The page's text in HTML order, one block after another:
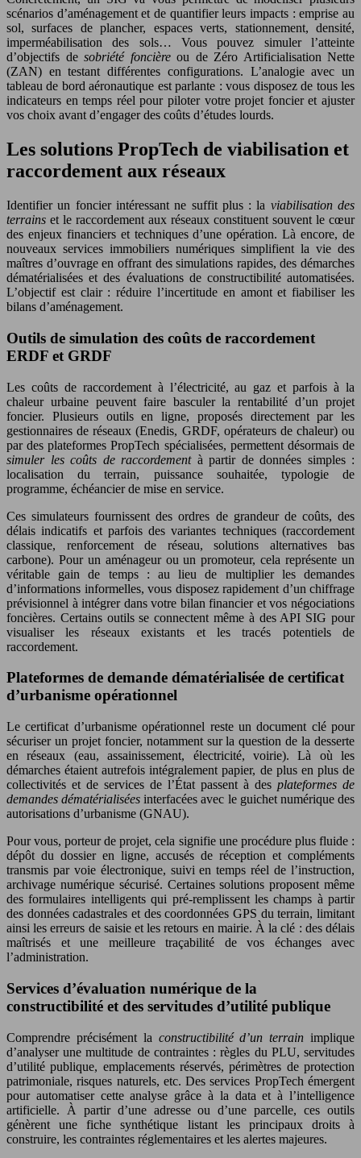
scénarios d’aménagement et de quantifier leurs impacts : emprise au
sol, surfaces de plancher, espaces verts, stationnement, densité,
imperméabilisation des sols… Vous pouvez simuler l’atteinte
d’objectifs de sobriété foncièreou de Zéro Artificialisation Nette
(ZAN) en testant différentes configurations. L’analogie avec un
tableau de bord aéronautique est parlante : vous disposez de tous les
indicateurs en temps réel pour piloter votre projet foncier et ajuster
vos choix avant d’engager des coûts d’études lourds.
Les solutions PropTech de viabilisation et
raccordement aux réseaux
Identifier un foncier intéressant ne suffit plus : la viabilisation des
terrains et le raccordement aux réseaux constituent souvent le cœur
des enjeux financiers et techniques d’une opération. Là encore, de
nouveaux services immobiliers numériques simplifient la vie des
maîtres d’ouvrage en offrant des simulations rapides, des démarches
dématérialisées et des évaluations de constructibilité automatisées.
L’objectif est clair : réduire l’incertitude en amont et fiabiliser les
bilans d’aménagement.
Outils de simulation des coûts de raccordement
ERDF et GRDF
Les coûts de raccordement à l’électricité, au gaz et parfois à la
chaleur urbaine peuvent faire basculer la rentabilité d’un projet
foncier. Plusieurs outils en ligne, proposés directement par les
gestionnaires de réseaux (Enedis, GRDF, opérateurs de chaleur) ou
par des plateformes PropTech spécialisées, permettent désormais de
simuler les coûts de raccordementà partir de données simples :
localisation du terrain, puissance souhaitée, typologie de
programme, échéancier de mise en service.
Ces simulateurs fournissent des ordres de grandeur de coûts, des
délais indicatifs et parfois des variantes techniques (raccordement
classique, renforcement de réseau, solutions alternatives bas
carbone). Pour un aménageur ou un promoteur, cela représente un
véritable gain de temps : au lieu de multiplier les demandes
d’informations informelles, vous disposez rapidement d’un chiffrage
prévisionnel à intégrer dans votre bilan financier et vos négociations
foncières. Certains outils se connectent même à des API SIG pour
visualiser les réseaux existants et les tracés potentiels de
raccordement.
Plateformes de demande dématérialisée de certificat
d’urbanisme opérationnel
Le certificat d’urbanisme opérationnel reste un document clé pour
sécuriser un projet foncier, notamment sur la question de la desserte
en réseaux (eau, assainissement, électricité, voirie). Là où les
démarches étaient autrefois intégralement papier, de plus en plus de
collectivités et de services de l’État passent à des plateformes de
demandes dématérialisées interfacées avec le guichet numérique des
autorisations d’urbanisme (GNAU).
Pour vous, porteur de projet, cela signifie une procédure plus fluide :
dépôt du dossier en ligne, accusés de réception et compléments
transmis par voie électronique, suivi en temps réel de l’instruction,
archivage numérique sécurisé. Certaines solutions proposent même
des formulaires intelligents qui pré-remplissent les champs à partir
des données cadastrales et des coordonnées GPS du terrain, limitant
ainsi les erreurs de saisie et les retours en mairie. À la clé : des délais
maîtrisés et une meilleure traçabilité de vos échanges avec
l’administration.
Services d’évaluation numérique de la
constructibilité et des servitudes d’utilité publique
Comprendre précisément la constructibilité d’un terrain implique
d’analyser une multitude de contraintes : règles du PLU, servitudes
d’utilité publique, emplacements réservés, périmètres de protection
patrimoniale, risques naturels, etc. Des services PropTech émergent
pour automatiser cette analyse grâce à la data et à l’intelligence
artificielle. À partir d’une adresse ou d’une parcelle, ces outils
génèrent une fiche synthétique listant les principaux droits à
construire, les contraintes réglementaires et les alertes majeures.